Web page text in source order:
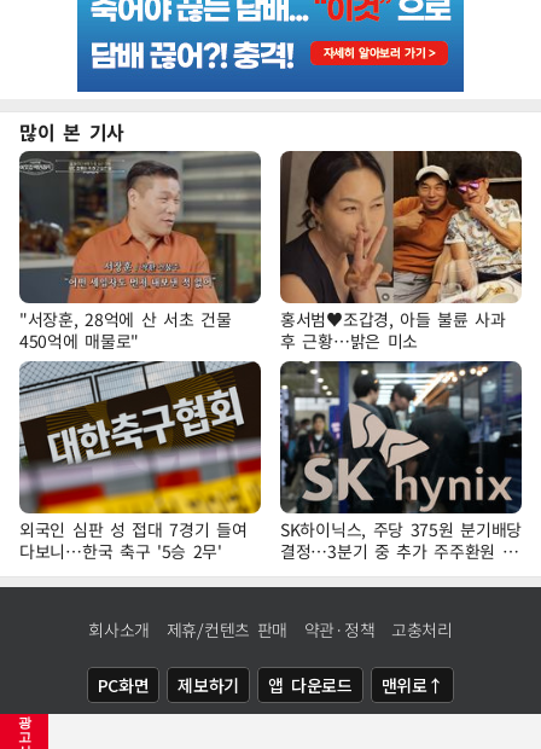
광
고
많이 본 기사
"서장훈, 28억에 산 서초 건물
450억에 매물로"
홍서범♥조갑경, 아들 불륜 사과
후 근황…밝은 미소
외국인 심판 성 접대 7경기 들여
다보니…한국 축구 '5승 2무'
SK하이닉스, 주당 375원 분기배당
결정…3분기 중 추가 주주환원 발
표
회사소개 제휴/컨텐츠 판매 약관·정책 고충처리
PC화면 제보하기 앱 다운로드 맨위로↑